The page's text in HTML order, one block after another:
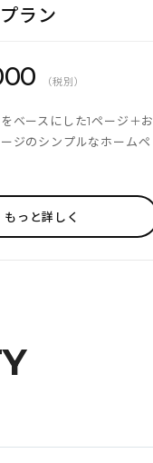
ラン
（税別）
ベースにした1ページ＋お
ジのシンプルなホームペ
もっと詳しく